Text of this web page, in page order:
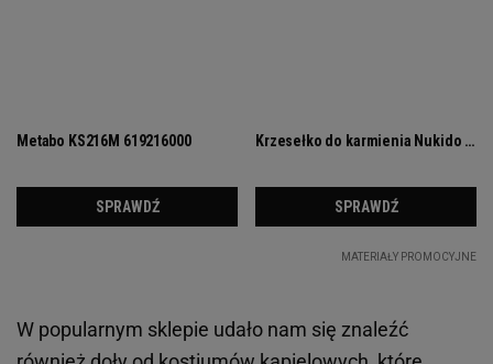
W popularnym sklepie udało nam się znaleźć